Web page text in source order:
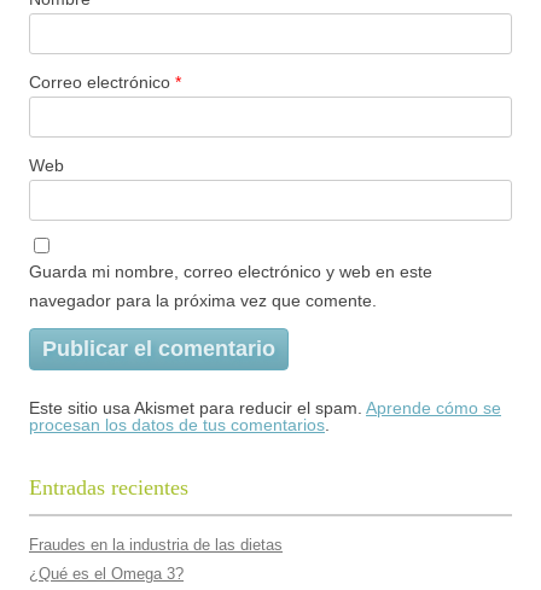
Correo electrónico *
Web
Guarda mi nombre, correo electrónico y web en este
navegador para la próxima vez que comente.
Este sitio usa Akismet para reducir el spam. Aprende cómo se
procesan los datos de tus comentarios
Entradas recientes
Fraudes en la industria de las dietas
¿Qué es el Omega 3?